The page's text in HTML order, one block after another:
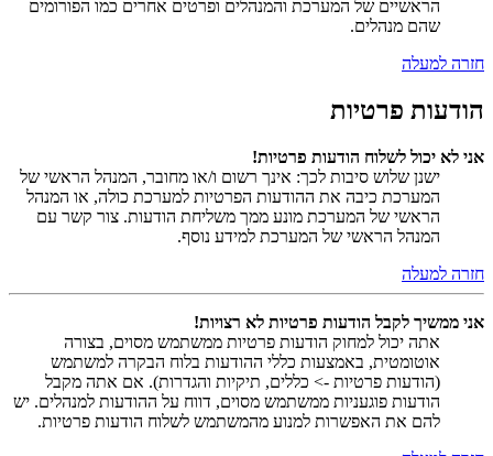
הראשיים של המערכת והמנהלים ופרטים אחרים כמו הפורומים
שהם מנהלים.
חזרה למעלה
הודעות פרטיות
אני לא יכול לשלוח הודעות פרטיות!
ישנן שלוש סיבות לכך: אינך רשום ו/או מחובר, המנהל הראשי של
המערכת כיבה את ההודעות הפרטיות למערכת כולה, או המנהל
הראשי של המערכת מונע ממך משליחת הודעות. צור קשר עם
המנהל הראשי של המערכת למידע נוסף.
חזרה למעלה
אני ממשיך לקבל הודעות פרטיות לא רצויות!
אתה יכול למחוק הודעות פרטיות ממשתמש מסוים, בצורה
אוטומטית, באמצעות כללי ההודעות בלוח הבקרה למשתמש
(הודעות פרטיות -> כללים, תיקיות והגדרות). אם אתה מקבל
הודעות פוגעניות ממשתמש מסוים, דווח על ההודעות למנהלים. יש
להם את האפשרות למנוע מהמשתמש לשלוח הודעות פרטיות.